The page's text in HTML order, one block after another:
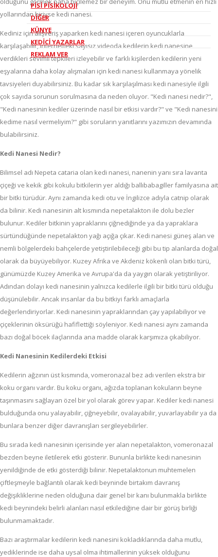
PİSİ PİSİKOLOJİ
DİĞER
KÜNYE
KEDİCİ YAZARLAR
REKLAM VER
yollarından biriyse kedi nanesi.
Kediniz için alışveriş yaparken kedi nanesi içeren oyuncuklarla
karşılaşabilir, internetteki sayısız videoda kedilerin kedi nanesine
verdikleri sevimli tepkileri izleyebilir ve farklı kişilerden kedilerin yeni
eşyalarına daha kolay alışmaları için kedi nanesi kullanmaya yönelik
tavsiyeleri duyabilirsiniz. Bu kadar sık karşılaşılması kedi nanesiyle ilgili
çok sayıda sorunun sorulmasına da neden oluyor. "Kedi nanesi nedir?",
"Kedi nanesinin kediler üzerinde nasıl bir etkisi vardır?" ve "Kedi nanesini
kedime nasıl vermeliyim?" gibi soruların yanıtlarını yazımızın devamında
bulabilirsiniz.
Kedi Nanesi Nedir?
Bilimsel adı Nepeta cataria olan kedi nanesi, nanenin yanı sıra lavanta
çiçeği ve kekik gibi kokulu bitkilerin yer aldığı ballıbabagiller familyasına ait
bir bitki türüdür. Aynı zamanda kedi otu ve İngilizce adıyla catnip olarak
da bilinir. Kedi nanesinin alt kısmında nepetalakton ile dolu bezler
bulunur. Kediler bitkinin yapraklarını çiğnediğinde ya da yapraklara
sürtündüğünde nepetalakton yağı açığa çıkar. Kedi nanesi güneş alan ve
nemli bölgelerdeki bahçelerde yetiştirilebileceği gibi bu tip alanlarda doğal
olarak da büyüyebiliyor. Kuzey Afrika ve Akdeniz kökenli olan bitki türü,
günümüzde Kuzey Amerika ve Avrupa'da da yaygın olarak yetiştiriliyor.
Adından dolayı kedi nanesinin yalnızca kedilerle ilgili bir bitki türü olduğu
düşünülebilir. Ancak insanlar da bu bitkiyi farklı amaçlarla
değerlendiriyorlar. Kedi nanesinin yapraklarından çay yapılabiliyor ve
çiçeklerinin öksürüğü hafiflettiği söyleniyor. Kedi nanesi aynı zamanda
bazı doğal böcek ilaçlarında ana madde olarak karşımıza çıkabiliyor.
Kedi Nanesinin Kedilerdeki Etkisi
Kedilerin ağzının üst kısmında, vomeronazal bez adı verilen ekstra bir
koku organı vardır. Bu koku organı, ağızda toplanan kokuların beyne
taşınmasını sağlayan özel bir yol olarak görev yapar. Kediler kedi nanesi
bulduğunda onu yalayabilir, çiğneyebilir, ovalayabilir, yuvarlayabilir ya da
bunlara benzer diğer davranışları sergileyebilirler.
Bu sırada kedi nanesinin içerisinde yer alan nepetalakton, vomeronazal
bezden beyne iletilerek etki gösterir. Bununla birlikte kedi nanesinin
yenildiğinde de etki gösterdiği bilinir. Nepetalaktonun muhtemelen
çiftleşmeyle bağlantılı olarak kedi beyninde birtakım davranış
değişikliklerine neden olduğuna dair genel bir kanı bulunmakla birlikte
kedi beynindeki belirli alanları nasıl etkilediğine dair bir görüş birliği
bulunmamaktadır.
Bazı araştırmalar kedilerin kedi nanesini kokladıklarında daha mutlu,
yediklerinde ise daha uysal olma ihtimallerinin yüksek olduğunu